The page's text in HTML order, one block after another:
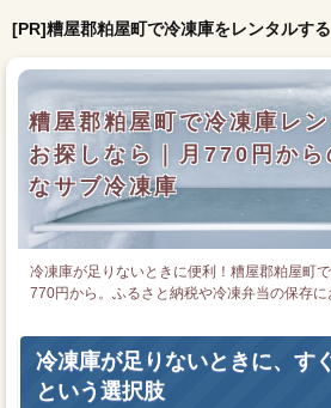
[PR]糟屋郡粕屋町で冷凍庫をレンタルする
糟屋郡粕屋町で冷凍庫レ
お探しなら｜月770円から
なサブ冷凍庫
冷凍庫が足りないときに便利！糟屋郡粕屋町
770円から。ふるさと納税や冷凍弁当の保存に
冷凍庫が足りないときに、す
という選択肢